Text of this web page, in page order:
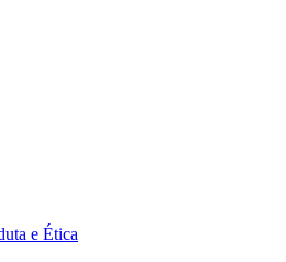
e Ética